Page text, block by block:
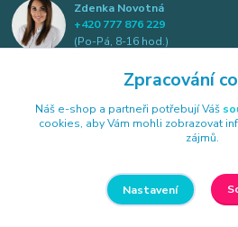
Zdenka Novotná
+420 777 876 229
(Po-Pá, 8-16 hod.)
Všechna práva vyhrazena Elkotex s.r.o.,
Zpracování
Náš e-shop a partneři potřebují Váš
cookies, aby Vám mohli zobrazovat
zájmů.
Nastavení